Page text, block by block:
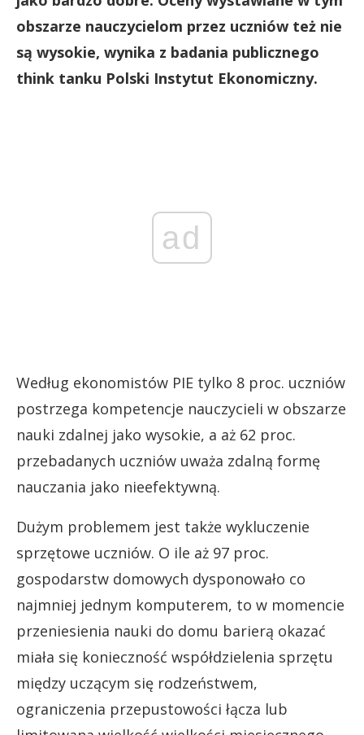
obszarze nauczycielom przez uczniów też nie
są wysokie, wynika z badania publicznego
think tanku Polski Instytut Ekonomiczny.
ad
Według ekonomistów PIE tylko 8 proc. uczniów
postrzega kompetencje nauczycieli w obszarze
nauki zdalnej jako wysokie, a aż 62 proc.
przebadanych uczniów uważa zdalną formę
nauczania jako nieefektywną.
Dużym problemem jest także wykluczenie
sprzętowe uczniów. O ile aż 97 proc.
gospodarstw domowych dysponowało co
najmniej jednym komputerem, to w momencie
przeniesienia nauki do domu barierą okazać
miała się konieczność współdzielenia sprzętu
między uczącym się rodzeństwem,
ograniczenia przepustowości łącza lub